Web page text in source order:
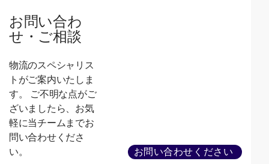
お問い合わ
せ・ご相談
物流のスペシャリス
トがご案内いたしま
す。 ご不明な点がご
ざいましたら、お気
軽に当チームまでお
問い合わせくださ
い。
お問い合わせください